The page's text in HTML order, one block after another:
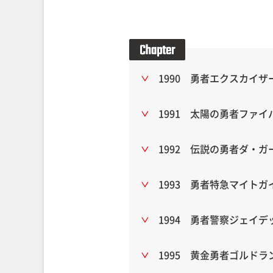
1990 勇者エクスカイザ
1991 太陽の勇者ファイ
1992 伝説の勇者ダ・ガ
1993 勇者特急マイトガ
1994 勇者警察ジェイデ
1995 黄金勇者ゴルドラ